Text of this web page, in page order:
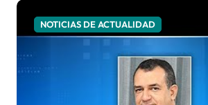
NOTICIAS DE ACTUALIDAD